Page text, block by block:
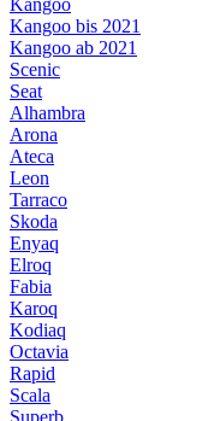
Kangoo
Kangoo bis 2021
Kangoo ab 2021
Scenic
Seat
Alhambra
Arona
Ateca
Leon
Tarraco
Skoda
Enyaq
Elroq
Fabia
Karoq
Kodiaq
Octavia
Rapid
Scala
Superb